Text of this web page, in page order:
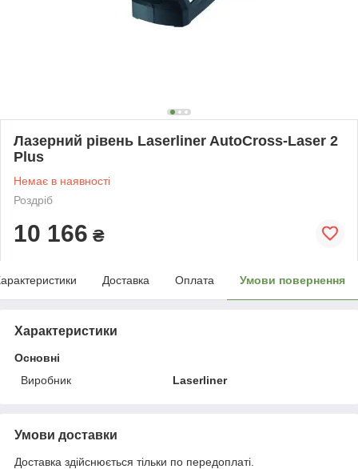
Лазерний рівень Laserliner AutoCross-Laser 2
Plus
Немає в наявності
Роздріб
10 166 ₴
Доставка Оплата Умови повернення
Характеристики
Основні
Виробник
Laserliner
Умови доставки
Доставка здійснюється тільки по передоплаті.